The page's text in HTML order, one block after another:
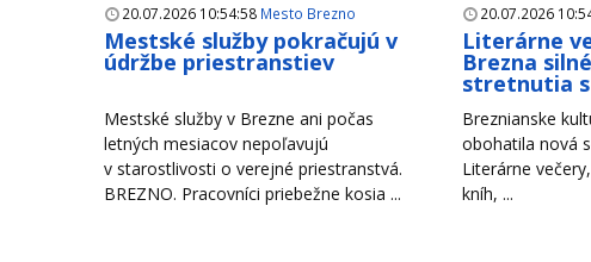
20.07.2026 10:54:58 Mesto Brezno
Mestské služby pokračujú v
údržbe priestranstiev
Mestské služby v Brezne ani počas
letných mesiacov nepoľavujú
v starostlivosti o verejné priestranstvá.
BREZNO. Pracovníci priebežne kosia ...
20.07.2026
Literárne
Brezna
stretnutia
Breznianske
obohatila nová
Literárne
kníh, ...